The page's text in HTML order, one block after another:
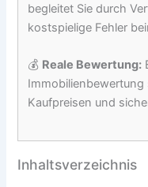
begleitet Sie durch
kostspielige Fehler
💰 Reale Bewertung:
Kaufpreisen und
Inhaltsverzeichnis